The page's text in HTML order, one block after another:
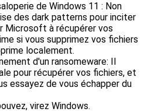
de Windows 11 : Non
des dark patterns pour inciter
Microsoft à récupérer vos
si vous supprimez vos fichiers
localement.
d'un ransomeware: Il
pour récupérer vos fichiers, et
essayez de vous échapper du
virez Windows.